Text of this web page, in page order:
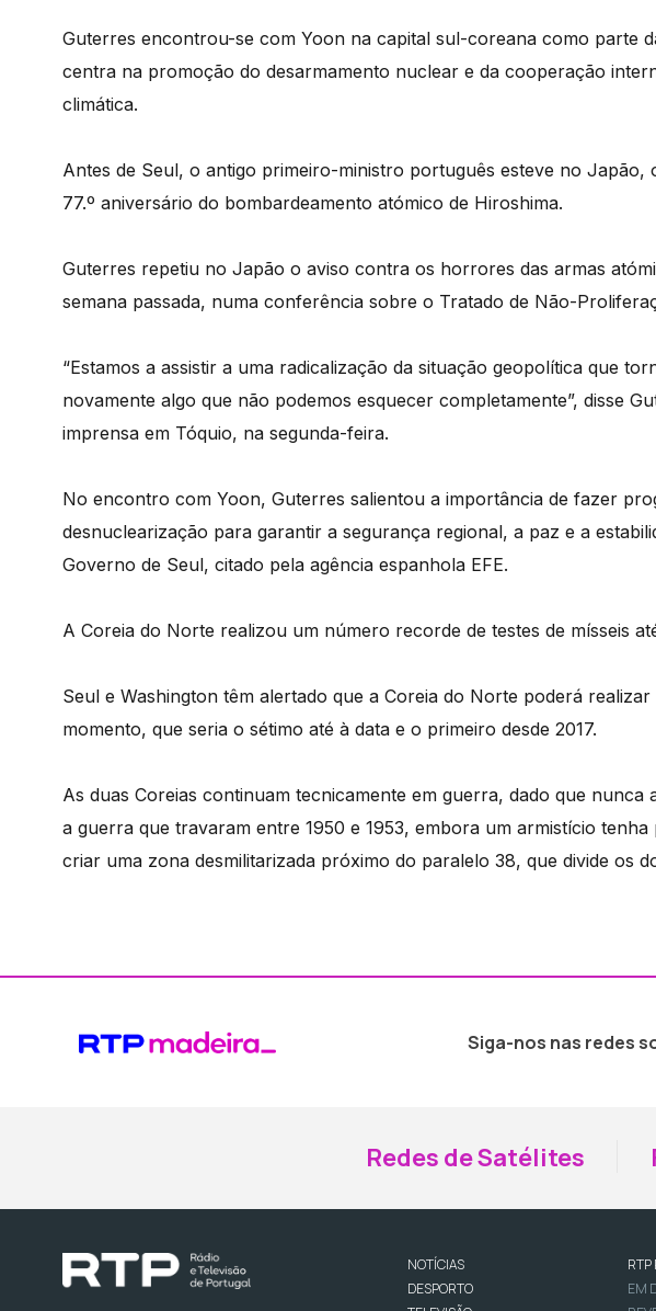
Guterres encontrou-se com Yoon na capital sul-coreana como parte
centra na promoção do desarmamento nuclear e da cooperação
climática.
Antes de Seul, o antigo primeiro-ministro português esteve no Japão,
77.º aniversário do bombardeamento atómico de Hiroshima.
Guterres repetiu no Japão o aviso contra os horrores das armas
semana passada, numa conferência sobre o Tratado de Não-
“Estamos a assistir a uma radicalização da situação geopolítica que
novamente algo que não podemos esquecer completamente”, disse
imprensa em Tóquio, na segunda-feira.
No encontro com Yoon, Guterres salientou a importância de fazer
desnuclearização para garantir a segurança regional, a paz e a
Governo de Seul, citado pela agência espanhola EFE.
A Coreia do Norte realizou um número recorde de testes de mísseis
Seul e Washington têm alertado que a Coreia do Norte poderá
momento, que seria o sétimo até à data e o primeiro desde 2017.
As duas Coreias continuam tecnicamente em guerra, dado que nunca
a guerra que travaram entre 1950 e 1953, embora um armistício
criar uma zona desmilitarizada próximo do paralelo 38, que divide os
Siga-nos nas redes
Redes de Satélites
NOTÍCIAS
DESPORTO
RTP
EM